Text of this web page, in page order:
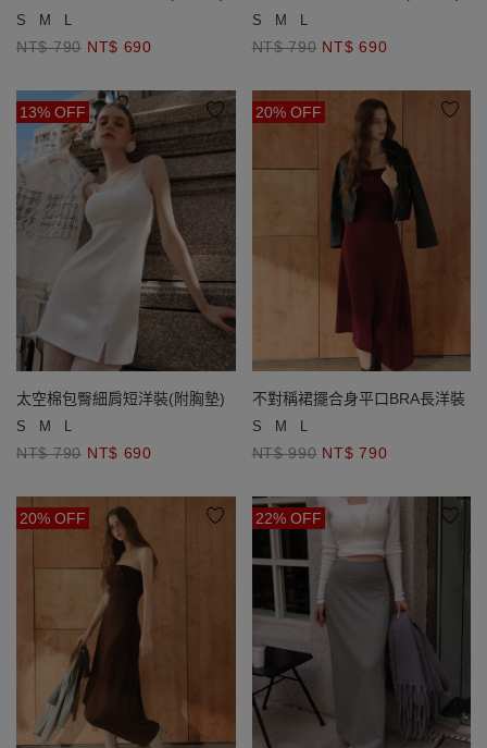
S M
NT$ 790 NT$ 690
S M
NT$ 790 NT$ 690
13% OFF
太空棉包臀細肩短洋裝(附胸墊)
S M
NT$ 790 NT$ 690
20% OFF
不對稱裙擺合身平口BRA長洋裝
S M
NT$ 990 NT$ 790
20% OFF 22% OFF